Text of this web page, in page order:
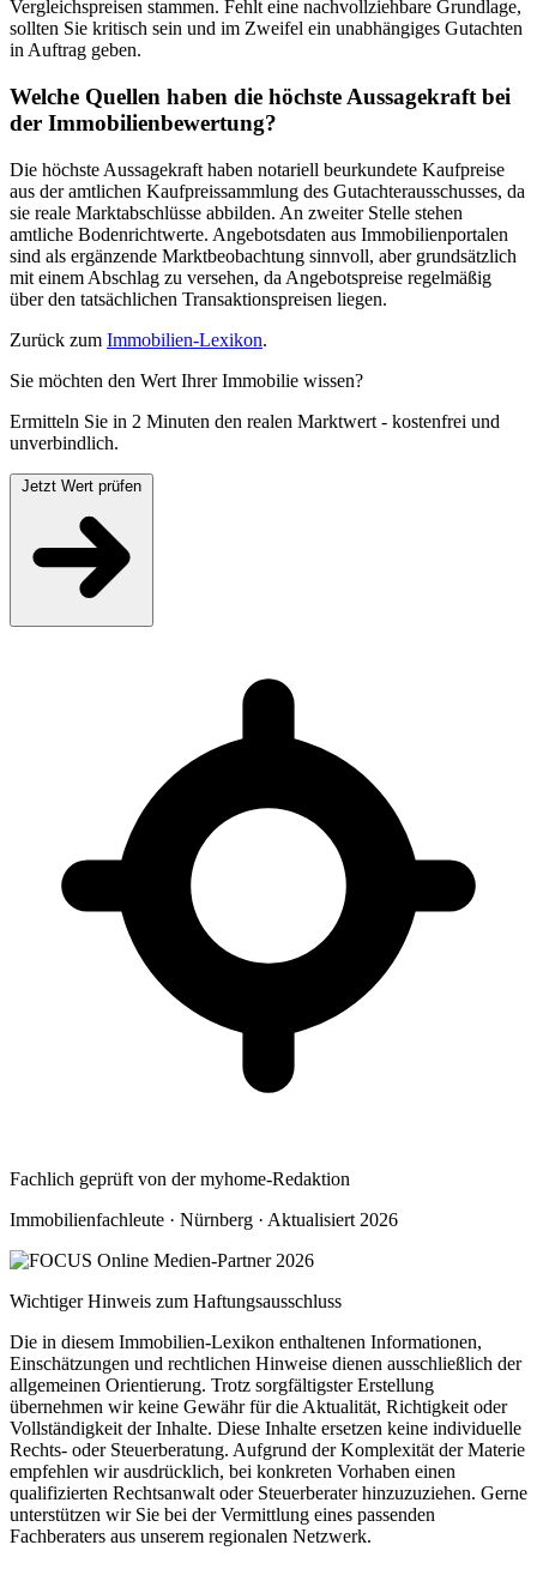
Vergleichspreisen stammen. Fehlt eine nachvollziehbare Grundlage,
sollten Sie kritisch sein und im Zweifel ein unabhängiges Gutachten
in Auftrag geben.
Welche Quellen haben die höchste Aussagekraft bei
der Immobilienbewertung?
Die höchste Aussagekraft haben notariell beurkundete Kaufpreise
aus der amtlichen Kaufpreissammlung des Gutachterausschusses, da
sie reale Marktabschlüsse abbilden. An zweiter Stelle stehen
amtliche Bodenrichtwerte. Angebotsdaten aus Immobilienportalen
sind als ergänzende Marktbeobachtung sinnvoll, aber grundsätzlich
mit einem Abschlag zu versehen, da Angebotspreise regelmäßig
über den tatsächlichen Transaktionspreisen liegen.
Zurück zum Immobilien-Lexikon.
Sie möchten den Wert Ihrer Immobilie wissen?
Ermitteln Sie in 2 Minuten den realen Marktwert - kostenfrei und
unverbindlich.
Fachlich geprüft von der myhome-Redaktion
Immobilienfachleute · Nürnberg · Aktualisiert 2026
Wichtiger Hinweis zum Haftungsausschluss
Die in diesem Immobilien-Lexikon enthaltenen Informationen,
Einschätzungen und rechtlichen Hinweise dienen ausschließlich der
allgemeinen Orientierung. Trotz sorgfältigster Erstellung
übernehmen wir keine Gewähr für die Aktualität, Richtigkeit oder
Vollständigkeit der Inhalte. Diese Inhalte ersetzen keine individuelle
Rechts- oder Steuerberatung. Aufgrund der Komplexität der Materie
empfehlen wir ausdrücklich, bei konkreten Vorhaben einen
qualifizierten Rechtsanwalt oder Steuerberater hinzuzuziehen. Gerne
unterstützen wir Sie bei der Vermittlung eines passenden
Fachberaters aus unserem regionalen Netzwerk.